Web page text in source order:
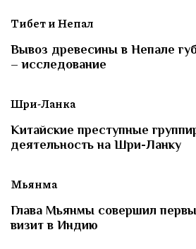
Тибет и Непал
Вывоз древесины в Непале
– исследование
Шри-Ланка
Китайские преступные
деятельность на Шри-Ланку
Мьянма
Глава Мьянмы совершил
визит в Индию